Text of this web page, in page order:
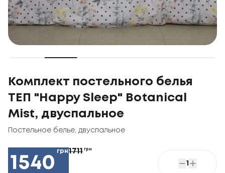
Комплект постельного белья
ТЕП "Happy Sleep" Botanical
Mist, двуспальное
Постельное белье двуспальное
1540
грн1711 грн
1